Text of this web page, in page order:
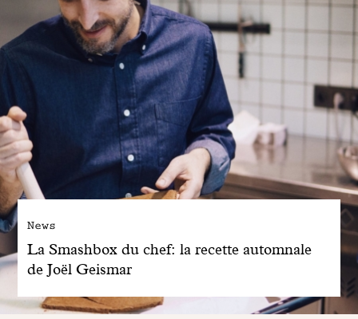
Dandoy Family
Boutiques
Mon compte
E-Shop
News
La Smashbox du chef: la recette automnale
de Joël Geismar